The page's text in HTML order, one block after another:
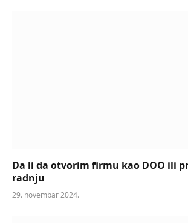
Da li da otvorim firmu kao DOO ili
radnju
29. novembar 2024.